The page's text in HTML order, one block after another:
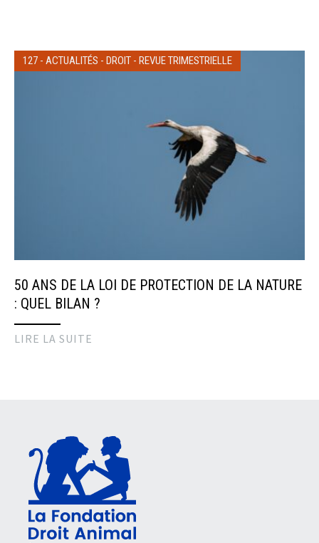
127 - ACTUALITÉS - DROIT - REVUE TRIMESTRIELLE
50 ANS DE LA LOI DE PROTECTION DE LA NATURE
: QUEL BILAN ?
LIRE LA SUITE